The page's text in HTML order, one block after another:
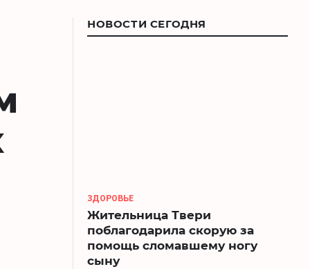
НОВОСТИ СЕГОДНЯ
ЗДОРОВЬЕ
Жительница Твери
поблагодарила скорую за
помощь сломавшему ногу
сыну